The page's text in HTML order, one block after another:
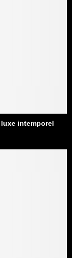
intemporel